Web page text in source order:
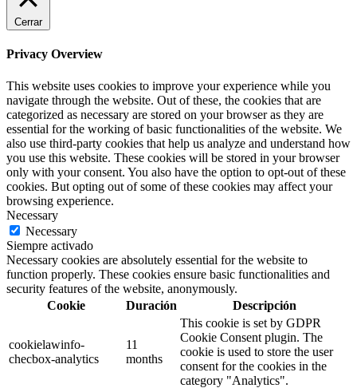
Cerrar
Privacy Overview
This website uses cookies to improve your experience while you
navigate through the website. Out of these, the cookies that are
categorized as necessary are stored on your browser as they are
essential for the working of basic functionalities of the website. We
also use third-party cookies that help us analyze and understand how
you use this website. These cookies will be stored in your browser
only with your consent. You also have the option to opt-out of these
cookies. But opting out of some of these cookies may affect your
browsing experience.
Necessary
Necessary
Siempre activado
Necessary cookies are absolutely essential for the website to
function properly. These cookies ensure basic functionalities and
security features of the website, anonymously.
Cookie
Duración Descripción
cookielawinfo-
checbox-analytics
11
months
This cookie is set by GDPR
Cookie Consent plugin. The
cookie is used to store the user
consent for the cookies in the
category "Analytics".